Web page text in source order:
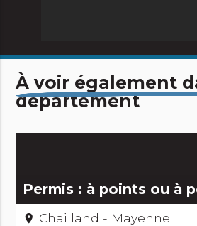
À voir également
département
Permis : à points ou à
place Chailland - Mayenne